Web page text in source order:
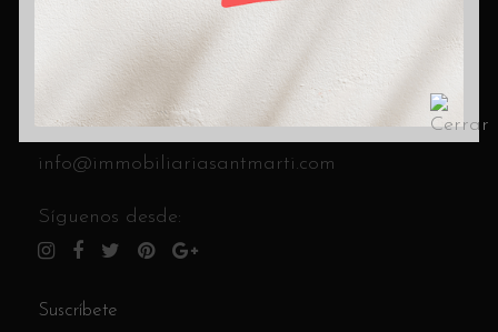
porque aquí somos agentes con corazón.
C/ Cantabria 8 (esquina C/ Andrade)
info@immobiliariasantmarti.com
Síguenos desde:
Suscríbete